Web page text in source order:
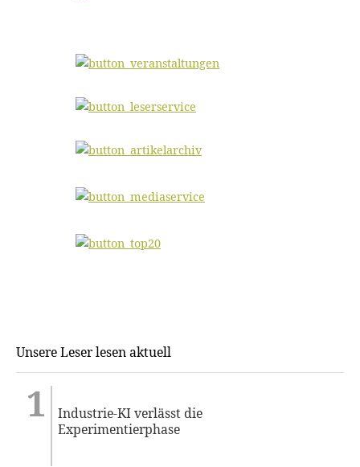
Unsere Leser lesen aktuell
Industrie-KI verlässt die
Experimentierphase